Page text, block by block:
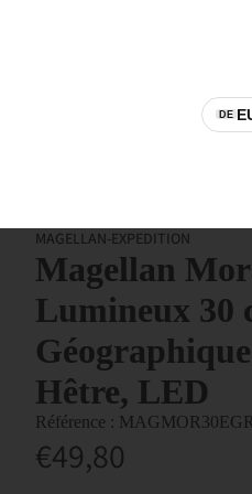
DE
MAGELLAN-EXPEDITION
Magellan
Lumineux 30
Hêtre, LED
€49,80